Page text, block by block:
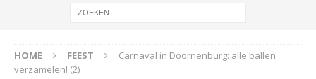
HOME FEEST
Carnaval in Doornenburg: alle ballen
verzamelen! (2)